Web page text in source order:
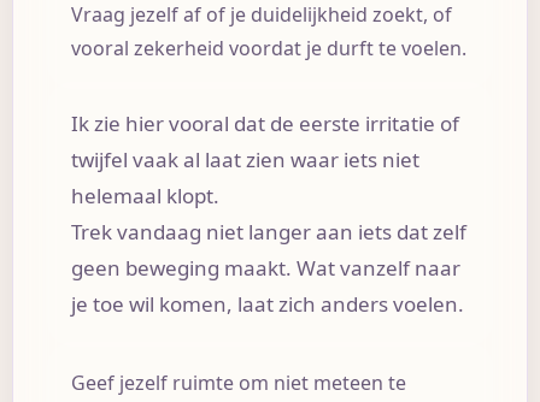
Vraag jezelf af of je duidelijkheid zoekt, of
vooral zekerheid voordat je durft te voelen.
Ik zie hier vooral dat de eerste irritatie of
twijfel vaak al laat zien waar iets niet
helemaal klopt.
Trek vandaag niet langer aan iets dat zelf
geen beweging maakt. Wat vanzelf naar
je toe wil komen, laat zich anders voelen.
Geef jezelf ruimte om niet meteen te